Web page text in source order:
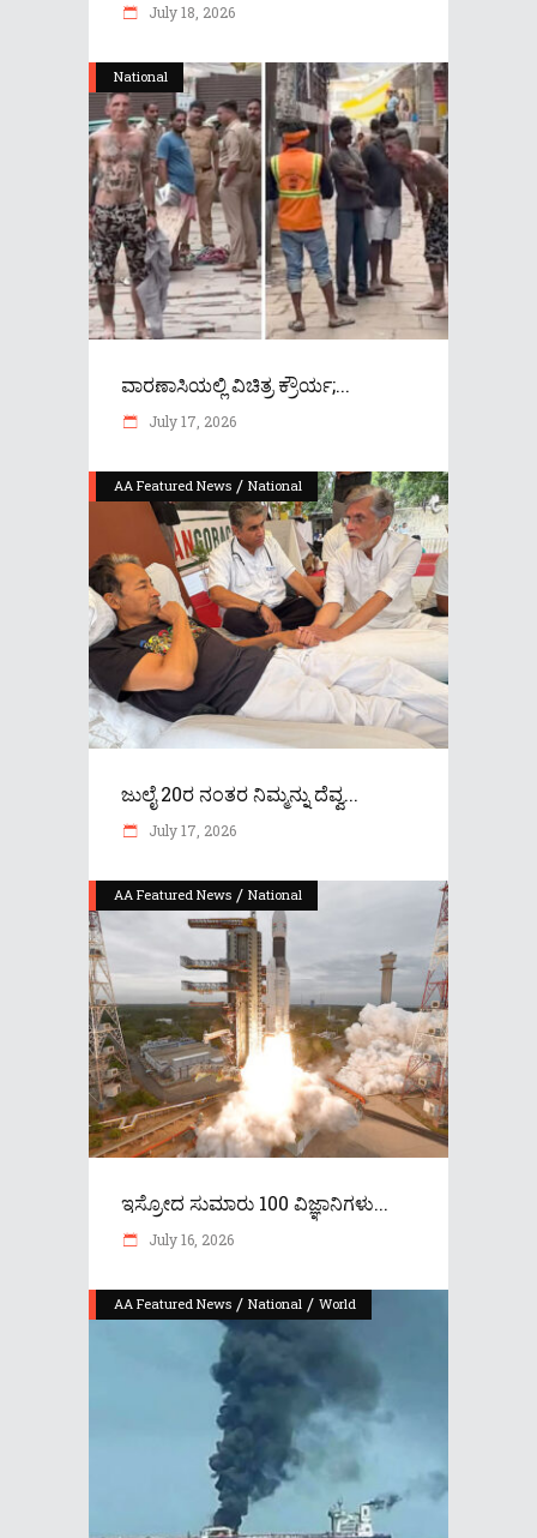
July 18, 2026
National
ವಾರಣಾಸಿಯಲ್ಲಿ ವಿಚಿತ್ರ ಕ್ರೌರ್ಯ;...
July 17, 2026
AA Featured News / National
ಜುಲೈ 20ರ ನಂತರ ನಿಮ್ಮನ್ನು ದೆವ್ವ...
July 17, 2026
AA Featured News / National
ಇಸ್ರೋದ ಸುಮಾರು 100 ವಿಜ್ಞಾನಿಗಳು...
July 16, 2026
AA Featured News / National / World